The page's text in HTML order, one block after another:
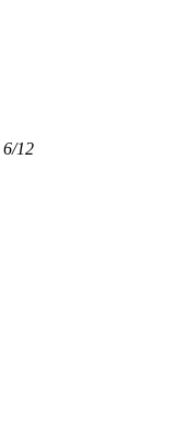
6/12